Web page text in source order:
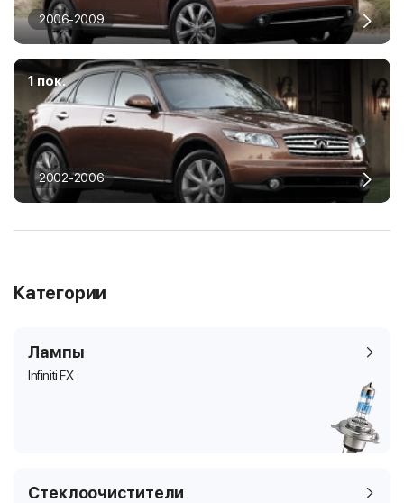
2006-2009
1 пок.
2002-2006
Категории
Лампы
Infiniti FX
Стеклоочистители